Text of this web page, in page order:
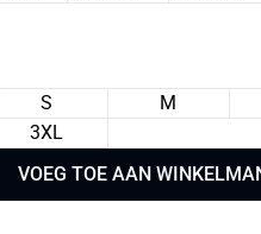
S M
3XL
VOEG TOE AAN